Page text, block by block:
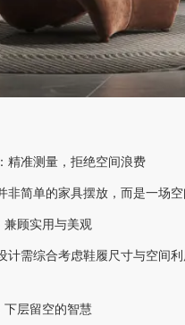
精准测量，拒绝空间浪费
非简单的家具摆放，而是一场
兼顾实用与美观
计需综合考虑鞋履尺寸与空间
下层留空的智慧